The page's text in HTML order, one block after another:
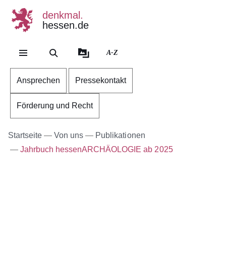
denkmal.
hessen.de
A-Z
Ansprechen Pressekontakt
Förderung und Recht
Startseite Von uns
Publikationen
Jahrbuch hessenARCHÄOLOGIE ab 2025